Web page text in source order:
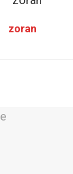
zoran